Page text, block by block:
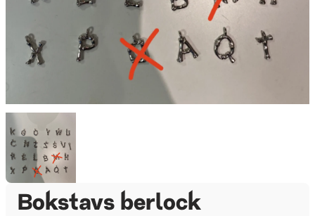
Bokstavs berlock